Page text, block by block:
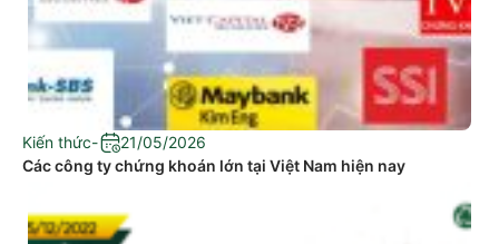
Kiến thức-
21/05/2026
Các công ty chứng khoán lớn tại Việt Nam hiện nay